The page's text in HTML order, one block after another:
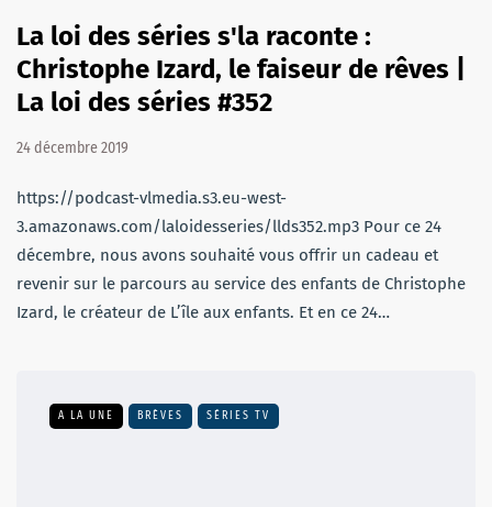
La loi des séries s'la raconte :
Christophe Izard, le faiseur de rêves |
La loi des séries #352
24 décembre 2019
https://podcast-vlmedia.s3.eu-west-
3.amazonaws.com/laloidesseries/llds352.mp3 Pour ce 24
décembre, nous avons souhaité vous offrir un cadeau et
revenir sur le parcours au service des enfants de Christophe
Izard, le créateur de L’île aux enfants. Et en ce 24…
A LA UNE BRÈVES SÉRIES TV